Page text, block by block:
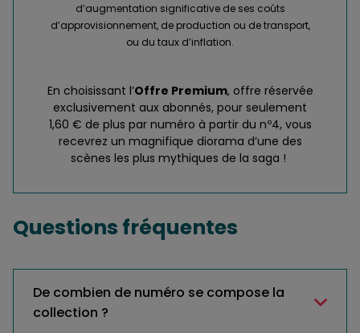
d’augmentation significative de ses coûts
d’approvisionnement, de production ou de transport,
ou du taux d’inflation.
En choisissant l’Offre Premium, offre réservée
exclusivement aux abonnés, pour seulement
1,60 € de plus par numéro à partir du nº4, vous
recevrez un magnifique diorama d’une des
scènes les plus mythiques de la saga !
Questions fréquentes
De combien de numéro se compose la
collection ?